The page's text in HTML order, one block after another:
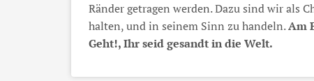
Ränder getragen werden. Dazu sind wir als
halten, und in seinem Sinn zu handeln.Am
Geht!, Ihr seid gesandt in die Welt.